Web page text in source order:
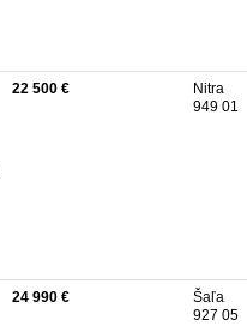
22 500 €
Nitra
949 01
24 990 €
Šaľa
927 05